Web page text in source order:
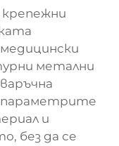
метални
параметрите
и
без да се